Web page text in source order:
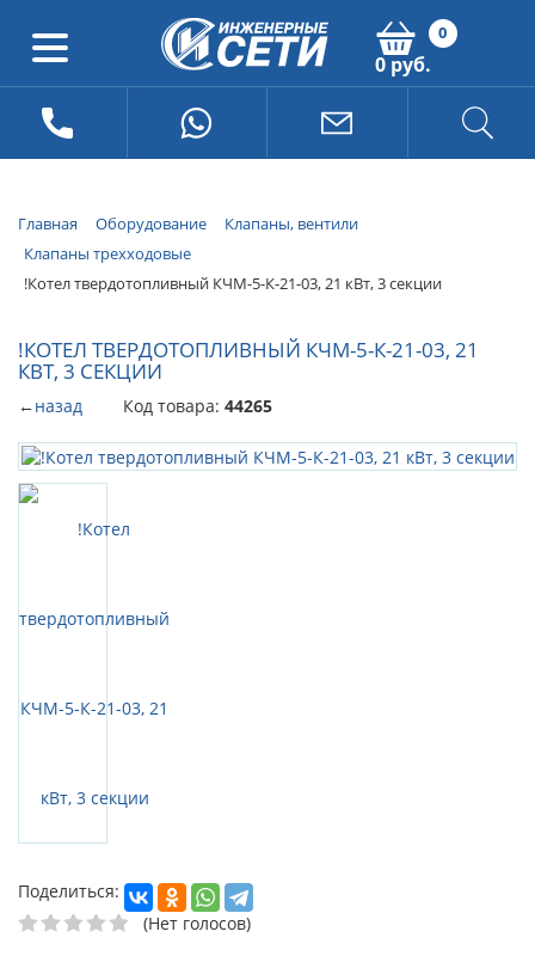
0
0 руб.
Главная Оборудование
Клапаны, вентили
Клапаны трехходовые
!Котел твердотопливный КЧМ-5-К-21-03, 21 кВт, 3 секции
!КОТЕЛ ТВЕРДОТОПЛИВНЫЙ КЧМ-5-К-21-03, 21
КВТ, 3 СЕКЦИИ
←назад Код товара: 44265
Поделиться:
(Нет голосов)